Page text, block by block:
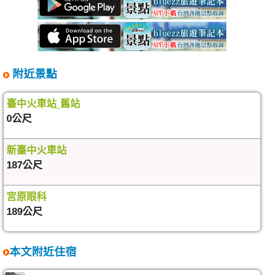
附近景點
臺中火車站ˍ舊站
0公尺
新臺中火車站
187公尺
宮原眼科
189公尺
本文附近住宿